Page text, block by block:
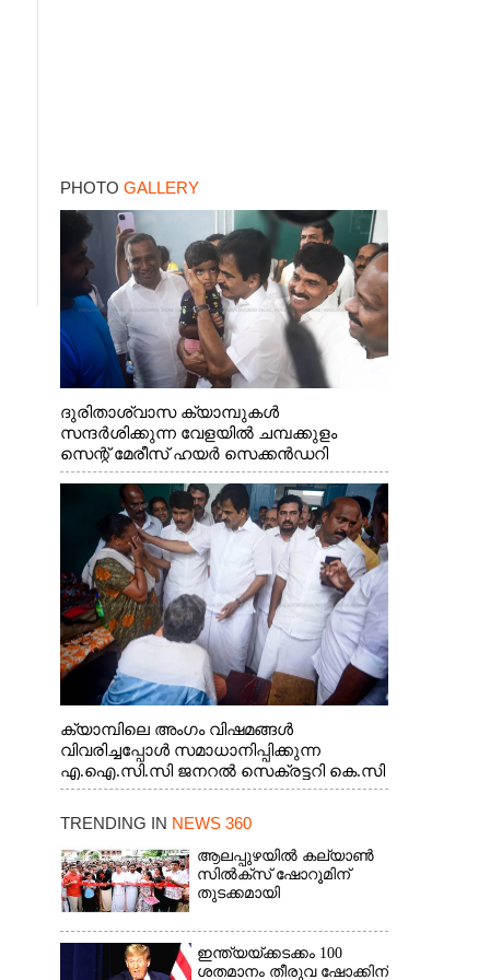
PHOTO GALLERY
ദുരിതാശ്വാസ ക്യാമ്പുകൾ
സന്ദർശിക്കുന്ന വേളയിൽ ചമ്പക്കുളം
സെന്റ് മേരീസ് ഹയർ സെക്കൻഡറി
സ്കൂളിലെ ക്യാമ്പിലെത്തിയ എ.ഐ.സി.സി
ജനറൽ സെക്രട്ടറി കെ.സി
വേണുഗോപാൽ എം.പി കുരുന്നിനെ
എടുത്ത് ലാളിച്ചപ്പോൾ. സഹകരണ-
എക്സൈസ് വകുപ്പ് മന്ത്രി എം. ലിജു,
കൃഷിവകുപ്പ് മന്ത്രി ടി. സിദ്ദിഖ്, റെജി
ചെറിയാൻ എം. എൽ. എ എന്നിവർ സമീപം
ക്യാമ്പിലെ അംഗം വിഷമങ്ങൾ
വിവരിച്ചപ്പോൾ സമാധാനിപ്പിക്കുന്ന
എ.ഐ.സി.സി ജനറൽ സെക്രട്ടറി കെ.സി
വേണുഗോപാൽ എം.പി. സഹകരണ-
എന്നിവർ
TRENDING IN NEWS 360
ആലപ്പുഴയിൽ കല്യാൺ
സിൽക്‌സ് ഷോറൂമിന്
തുടക്കമായി
ഇന്ത്യയ്ക്കടക്കം 100
ശതമാനം തീരുവ ഷോക്കിന്